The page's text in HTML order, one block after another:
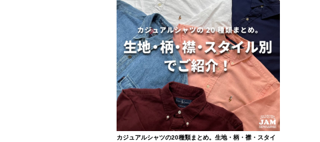
カジュアルシャツの20種類まとめ。生地・柄・襟・スタイ